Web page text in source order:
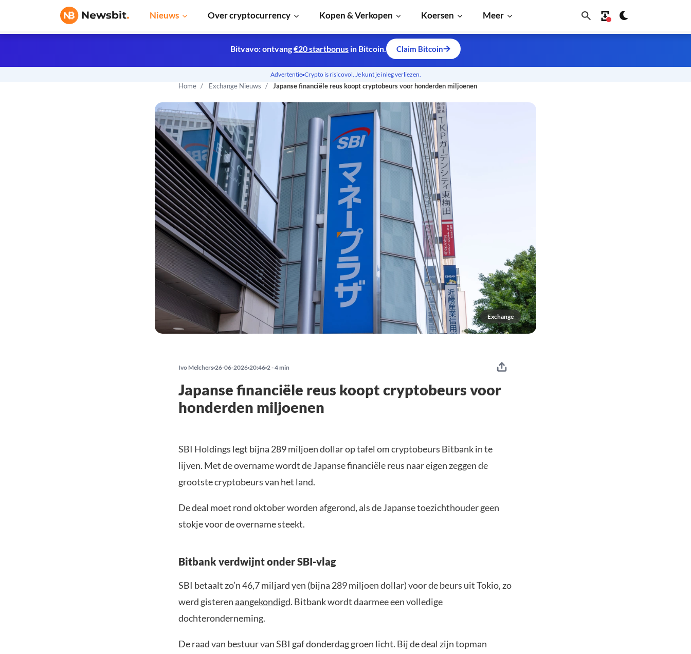
Nieuws Over cryptocurrency Kopen & Verkopen Koersen Meer
Home Exchange Nieuws Japanse financiële reus koopt cryptobeurs voor honderden miljoenen
Exchange
Bitvavo: ontvang€20 startbonus in Bitcoin. Claim Bitcoin
Advertentie Crypto is risicovol. Je kunt je inleg verliezen.
Ivo Melchers 26-06-2026 20:46 2 - 4 min
Japanse financiële reus koopt cryptobeurs voor
honderden miljoenen
SBI Holdings legt bijna 289 miljoen dollar op tafel om cryptobeurs Bitbank in te
lijven. Met de overname wordt de Japanse financiële reus naar eigen zeggen de
grootste cryptobeurs van het land.
De deal moet rond oktober worden afgerond, als de Japanse toezichthouder geen
stokje voor de overname steekt.
Bitbank verdwijnt onder SBI-vlag
SBI betaalt zo’n 46,7 miljard yen (bijna 289 miljoen dollar) voor de beurs uit Tokio, zo
werd gisterenaangekondigd. Bitbank wordt daarmee een volledige
dochteronderneming.
De raad van bestuur van SBI gaf donderdag groen licht. Bij de deal zijn topman